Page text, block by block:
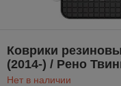
Коврики
(2014-) / Рено
Нет в наличии